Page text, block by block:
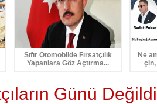
Sıfır Otomobilde Fırsatçılık
Yapanlara Göz Açtırma...
Ne
Günü